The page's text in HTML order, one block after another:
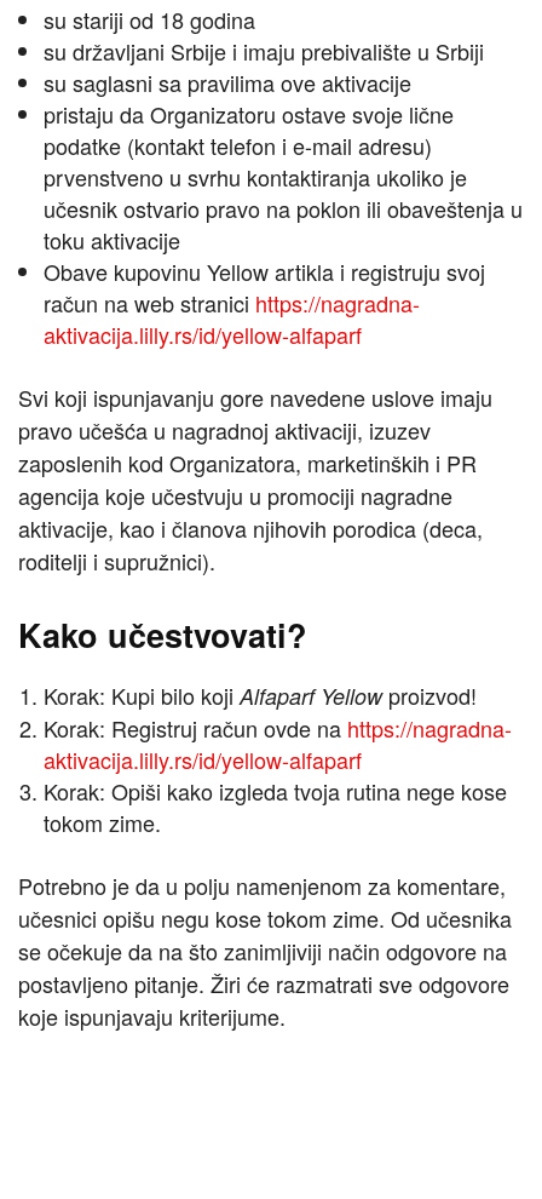
su stariji od 18 godina
su državljani Srbije i imaju prebivalište u Srbiji
su saglasni sa pravilima ove aktivacije
pristaju da Organizatoru ostave svoje lične
podatke (kontakt telefon i e-mail adresu)
prvenstveno u svrhu kontaktiranja ukoliko je
učesnik ostvario pravo na poklon ili obaveštenja u
toku aktivacije
Obave kupovinu Yellow artikla i registruju svoj
račun na web stranici https://nagradna-
aktivacija.lilly.rs/id/yellow-alfaparf
Svi koji ispunjavanju gore navedene uslove imaju
pravo učešća u nagradnoj aktivaciji, izuzev
zaposlenih kod Organizatora, marketinških i PR
agencija koje učestvuju u promociji nagradne
aktivacije, kao i članova njihovih porodica (deca,
roditelji i supružnici).
Kako učestvovati?
Korak: Kupi bilo kojiAlfaparf Yellowproizvod!
Korak: Registruj račun ovde na https://nagradna-
aktivacija.lilly.rs/id/yellow-alfaparf
Korak: Opiši kako izgleda tvoja rutina nege kose
tokom zime.
Potrebno je da u polju namenjenom za komentare,
učesnici opišu negu kose tokom zime. Od učesnika
se očekuje da na što zanimljiviji način odgovore na
postavljeno pitanje. Žiri će razmatrati sve odgovore
koje ispunjavaju kriterijume.